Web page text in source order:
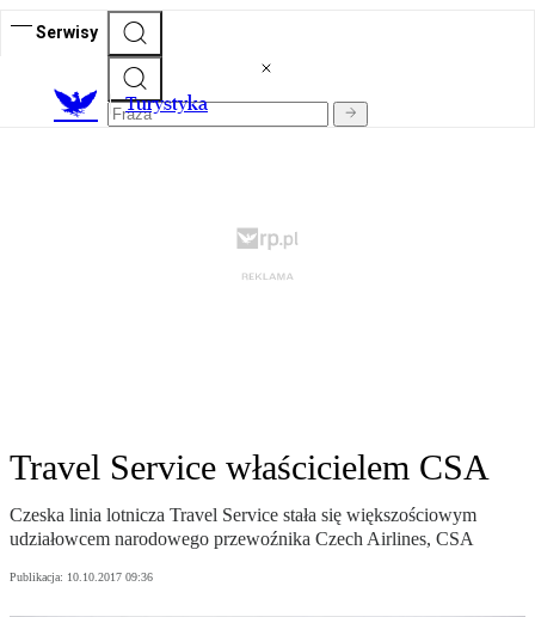
Serwisy
Turystyka
Travel Service właścicielem CSA
Czeska linia lotnicza Travel Service stała się większościowym
udziałowcem narodowego przewoźnika Czech Airlines, CSA
Publikacja: 10.10.2017 09:36